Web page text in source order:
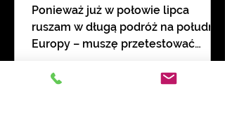
Ponieważ już w połowie lipca
ruszam w długą podróż na południe
Europy – muszę przetestować
Pogoda jest...